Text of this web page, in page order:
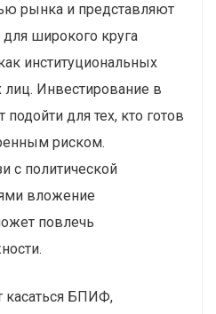
рынка и представляют
широкого круга
институциональных
лиц. Инвестирование в
для тех, кто готов
риском.
с политической
вложение
повлечь
касаться БПИФ,